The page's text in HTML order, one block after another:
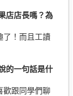
店店長嗎？為
了！而且工讀
的一句話是什
歡跟同學們聊